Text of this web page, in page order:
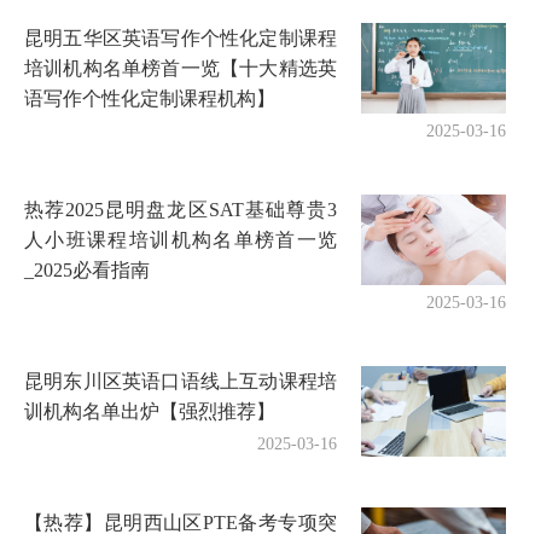
昆明五华区英语写作个性化定制课程
培训机构名单榜首一览【十大精选英
语写作个性化定制课程机构】
2025-03-16
热荐2025昆明盘龙区SAT基础尊贵3
人小班课程培训机构名单榜首一览
_2025必看指南
2025-03-16
昆明东川区英语口语线上互动课程培
训机构名单出炉【强烈推荐】
2025-03-16
【热荐】昆明西山区PTE备考专项突